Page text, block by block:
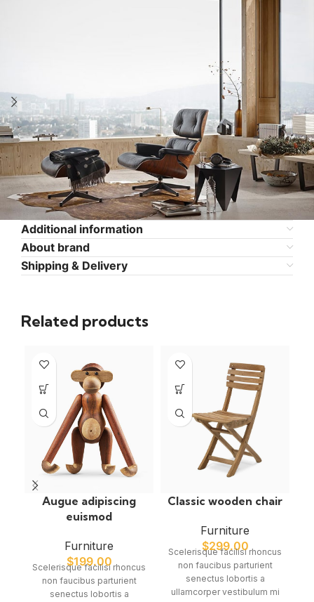
Additional information
About brand
Shipping & Delivery
Related products
Augue adipiscing
euismod
Furniture
$199.00
Scelerisque facilisi rhoncus
non faucibus parturient
senectus lobortis a
Classic wooden chair
Furniture
$299.00
Scelerisque facilisi rhoncus
non faucibus parturient
senectus lobortis a
ullamcorper vestibulum mi